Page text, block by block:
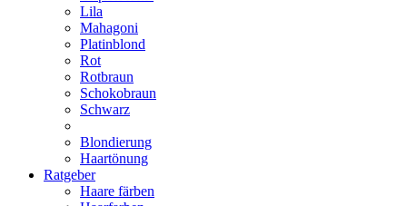
Lila
Mahagoni
Platinblond
Rot
Rotbraun
Schokobraun
Schwarz
Blondierung
Haartönung
Ratgeber
Haare färben